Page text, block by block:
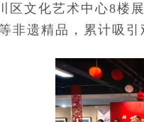
区文化艺术中心8楼
非遗精品，累计吸引